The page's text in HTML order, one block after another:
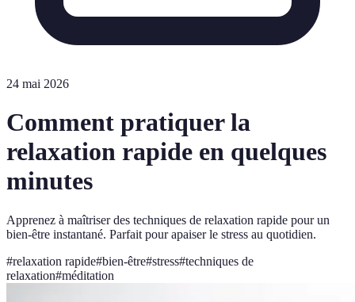
24 mai 2026
Comment pratiquer la
relaxation rapide en quelques
minutes
Apprenez à maîtriser des techniques de relaxation rapide pour un
bien-être instantané. Parfait pour apaiser le stress au quotidien.
#relaxation rapide#bien-être#stress#techniques de
relaxation#méditation